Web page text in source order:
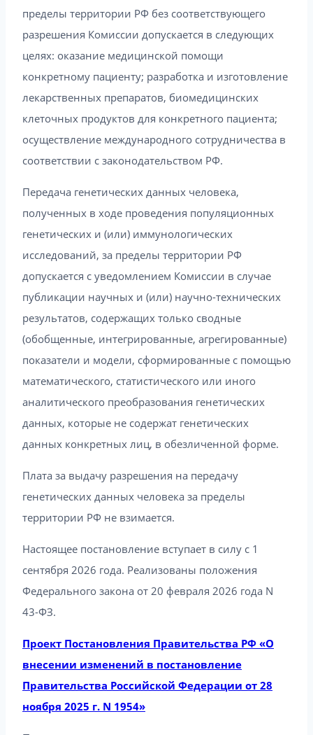
пределы территории РФ без соответствующего
разрешения Комиссии допускается в следующих
целях: оказание медицинской помощи
конкретному пациенту; разработка и изготовление
лекарственных препаратов, биомедицинских
клеточных продуктов для конкретного пациента;
осуществление международного сотрудничества в
соответствии с законодательством РФ.
Передача генетических данных человека,
полученных в ходе проведения популяционных
генетических и (или) иммунологических
исследований, за пределы территории РФ
допускается с уведомлением Комиссии в случае
публикации научных и (или) научно-технических
результатов, содержащих только сводные
(обобщенные, интегрированные, агрегированные)
показатели и модели, сформированные с помощью
математического, статистического или иного
аналитического преобразования генетических
данных, которые не содержат генетических
данных конкретных лиц, в обезличенной форме.
Плата за выдачу разрешения на передачу
генетических данных человека за пределы
территории РФ не взимается.
Настоящее постановление вступает в силу с 1
сентября 2026 года. Реализованы положения
Федерального закона от 20 февраля 2026 года N
43-ФЗ.
Проект Постановления Правительства РФ «О
внесении изменений в постановление
Правительства Российской Федерации от 28
ноября 2025 г. N 1954»